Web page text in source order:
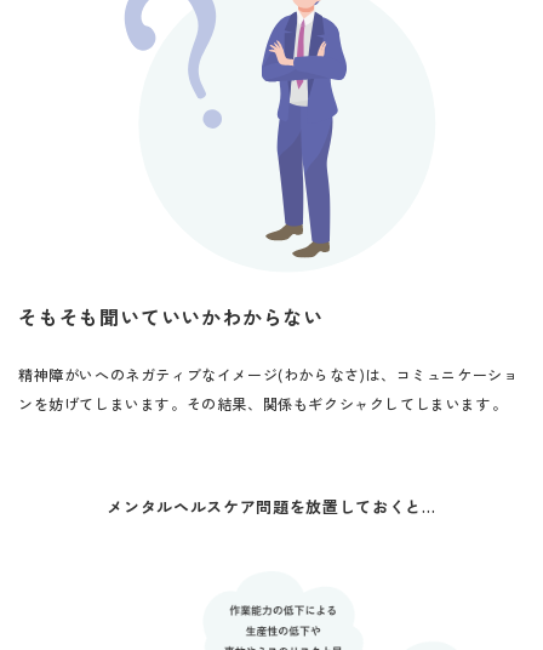
そもそも聞いていいかわからない
精神障がいへのネガティブなイメージ(わからなさ)は、コミュニケーショ
ンを妨げてしまいます。その結果、関係もギクシャクしてしまいます。
メンタルヘルスケア問題を放置しておくと…